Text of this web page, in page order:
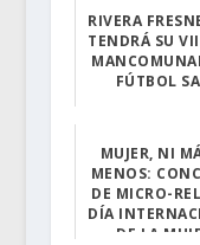
RIVERA
TENDRÁ SU
MUJER, NI
MENOS:
DE MICRO-
DÍA
DE LA